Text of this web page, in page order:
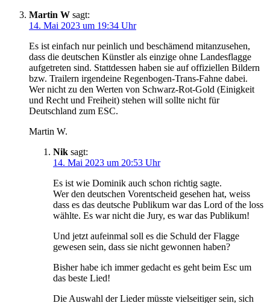
Martin W sagt:
14. Mai 2023 um 19:34 Uhr
Es ist einfach nur peinlich und beschämend mitanzusehen,
dass die deutschen Künstler als einzige ohne Landesflagge
aufgetreten sind. Stattdessen haben sie auf offiziellen Bildern
bzw. Trailern irgendeine Regenbogen-Trans-Fahne dabei.
Wer nicht zu den Werten von Schwarz-Rot-Gold (Einigkeit
und Recht und Freiheit) stehen will sollte nicht für
Deutschland zum ESC.
Martin W.
Nik sagt:
14. Mai 2023 um 20:53 Uhr
Es ist wie Dominik auch schon richtig sagte.
Wer den deutschen Vorentscheid gesehen hat, weiss
dass es das deutsche Publikum war das Lord of the loss
wählte. Es war nicht die Jury, es war das Publikum!
Und jetzt aufeinmal soll es die Schuld der Flagge
gewesen sein, dass sie nicht gewonnen haben?
Bisher habe ich immer gedacht es geht beim Esc um
das beste Lied!
Die Auswahl der Lieder müsste vielseitiger sein, sich